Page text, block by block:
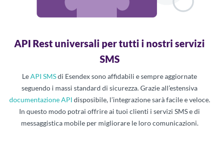
API Rest universali per tutti i nostri servizi
SMS
LeAPI SMSdi Esendex sono affidabili e sempre aggiornate
seguendo i massi standard di sicurezza. Grazie all’estensiva
documentazione API disposibile, l’integrazione sarà facile e veloce.
In questo modo potrai offrire ai tuoi clienti i servizi SMS e di
messaggistica mobile per migliorare le loro comunicazioni.